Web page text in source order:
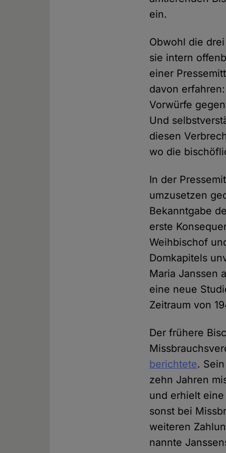
ein.
Obwohl die
sie intern
einer
davon
Vorwürfe
Und
diesen
wo die
In der
umzusetzen
Bekanntgabe
erste
Weihbischof
Domkapitels
Maria Janssen
eine neue
Zeitraum von
Der frühere
berichtete.
zehn Jahren
und erhielt eine
sonst bei
weiteren
nannte